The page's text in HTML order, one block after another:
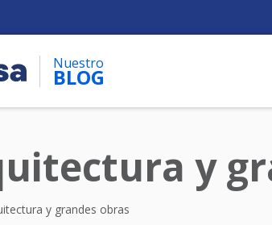
Nuestro
BLOG
y
y grandes obras